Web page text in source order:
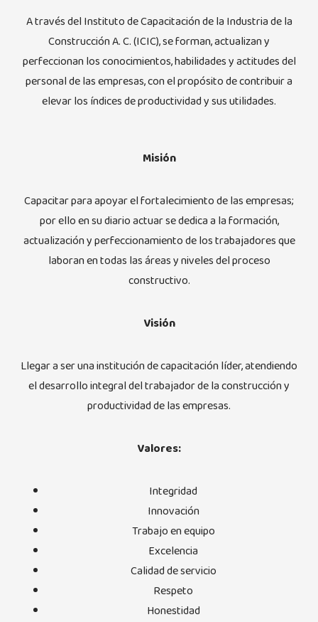
A través del Instituto de Capacitación de la Industria de la
Construcción A. C. (ICIC), se forman, actualizan y
perfeccionan los conocimientos, habilidades y actitudes del
personal de las empresas, con el propósito de contribuir a
elevar los índices de productividad y sus utilidades.
Misión
Capacitar para apoyar el fortalecimiento de las empresas;
por ello en su diario actuar se dedica a la formación,
actualización y perfeccionamiento de los trabajadores que
laboran en todas las áreas y niveles del proceso
constructivo.
Visión
Llegar a ser una institución de capacitación líder, atendiendo
el desarrollo integral del trabajador de la construcción y
productividad de las empresas.
Valores:
Integridad
Innovación
Trabajo en equipo
Excelencia
Calidad de servicio
Respeto
Honestidad